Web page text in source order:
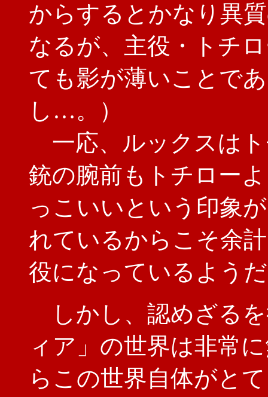
からするとかなり異
なるが、主役・トチ
ても影が薄いことで
し…。）
一応、ルックスは
銃の腕前もトチロー
っこいいという印象
れているからこそ余
役になっているよう
しかし、認めざる
ィア」の世界は非常
らこの世界自体がと